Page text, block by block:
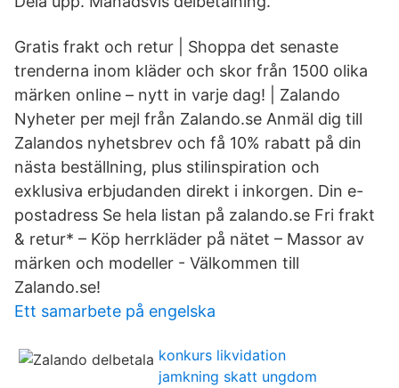
Gratis frakt och retur | Shoppa det senaste
trenderna inom kläder och skor från 1500 olika
märken online – nytt in varje dag! | Zalando
Nyheter per mejl från Zalando.se Anmäl dig till
Zalandos nyhetsbrev och få 10% rabatt på din
nästa beställning, plus stilinspiration och
exklusiva erbjudanden direkt i inkorgen. Din e-
postadress Se hela listan på zalando.se Fri frakt
& retur* – Köp herrkläder på nätet – Massor av
märken och modeller - Välkommen till
Zalando.se!
Ett samarbete på engelska
konkurs likvidation
jamkning skatt ungdom